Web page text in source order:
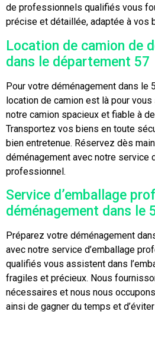
de professionnels qualifiés vous
précise et détaillée, adaptée à vos
Location de camion de
dans le département 57
Pour votre déménagement dans le
location de camion est là pour
notre camion spacieux et fiable à
Transportez vos biens en toute
bien entretenue. Réservez dès
déménagement avec notre service
professionnel.
Service d’emballage
déménagement dans le
Préparez votre déménagement
avec notre service d’emballage
qualifiés vous assistent dans
fragiles et précieux. Nous
nécessaires et nous nous
ainsi de gagner du temps et